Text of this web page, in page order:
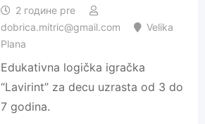
2 године pre
dobrica.mitric@gmail.com
Velika
Plana
Edukativna logička igračka
“Lavirint” za decu uzrasta od 3 do
7 godina.